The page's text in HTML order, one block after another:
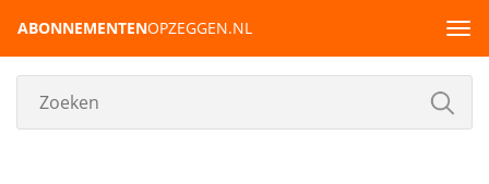
ABONNEMENTENOPZEGGEN.NL